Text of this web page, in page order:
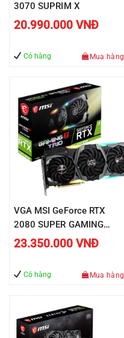
3070 SUPRIM X
20.990.000 VNĐ
Có hàng Mua hàng
VGA MSI GeForce RTX
2080 SUPER GAMING
TRIO
23.350.000 VNĐ
Có hàng Mua hàng